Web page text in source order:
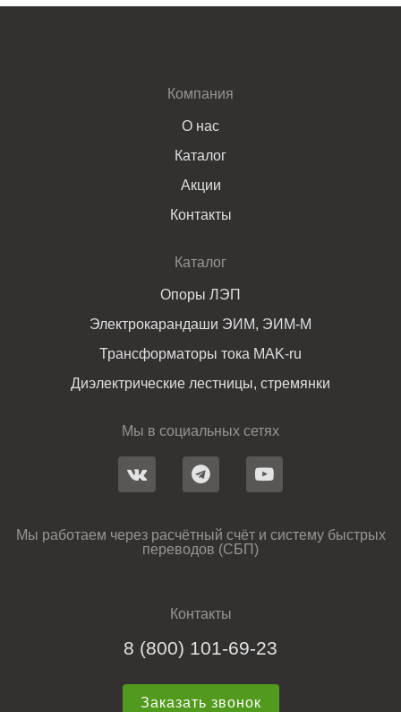
Компания
О нас
Каталог
Акции
Контакты
Каталог
Опоры ЛЭП
Электрокарандаши ЭИМ, ЭИМ-М
Трансформаторы тока MAK-ru
Диэлектрические лестницы, стремянки
Мы в социальных сетях
Мы работаем через расчётный счёт и систему быстрых
переводов (СБП)
Контакты
8 (800) 101-69-23
Заказать звонок